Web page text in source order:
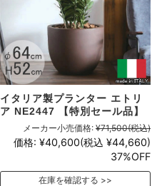
イタリア製プランター エトリ
ア NE2447 【特別セール品】
メーカー小売価格: ¥71,500(税込)
価格: ¥40,600(税込 ¥44,660)
37%OFF
在庫を確認する